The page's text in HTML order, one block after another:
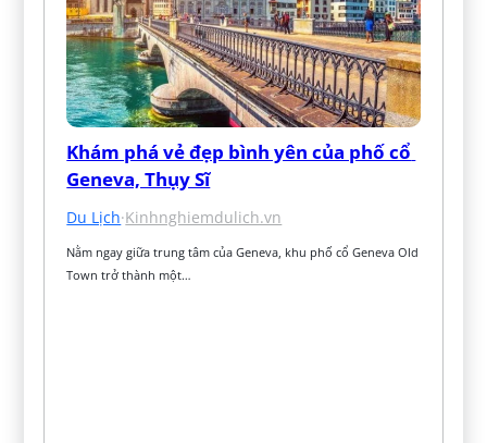
Khám phá vẻ đẹp bình yên của phố cổ
Geneva, Thụy Sĩ
Du Lịch·Kinhnghiemdulich.vn
Nằm ngay giữa trung tâm của Geneva, khu phố cổ Geneva Old
Town trở thành một…